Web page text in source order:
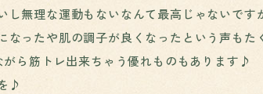
し無理な運動もないなんて最高じゃないです
なったや肌の調子が良くなったという声も
がら筋トレ出来ちゃう優れものもあります♪
♪